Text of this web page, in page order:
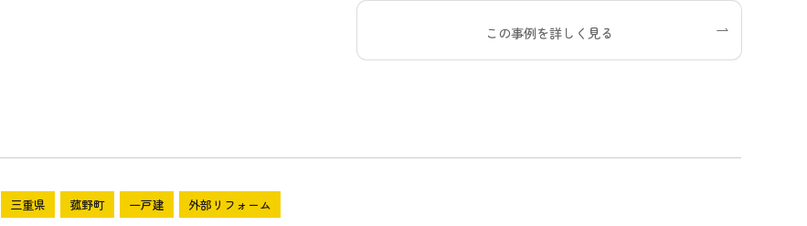
この事例を詳しく見る
三重県 菰野町 一戸建 外部リフォーム